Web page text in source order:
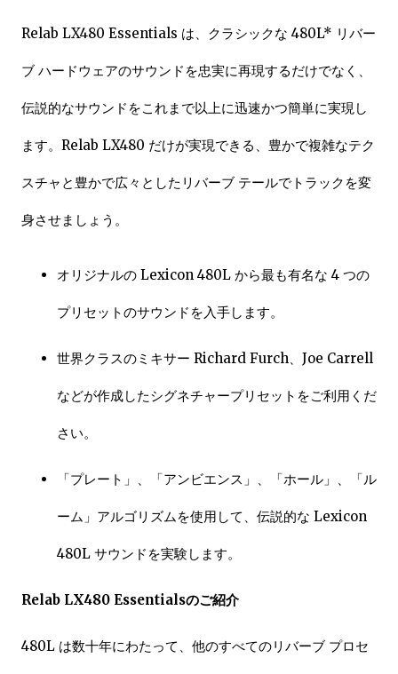
Relab LX480 Essentials は、クラシックな 480L* リバー
ブ ハードウェアのサウンドを忠実に再現するだけでなく、
伝説的なサウンドをこれまで以上に迅速かつ簡単に実現し
ます。Relab LX480 だけが実現できる、豊かで複雑なテク
スチャと豊かで広々としたリバーブ テールでトラックを変
身させましょう。
オリジナルの Lexicon 480L から最も有名な 4 つの
プリセットのサウンドを入手します。
世界クラスのミキサー Richard Furch、Joe Carrell
などが作成したシグネチャープリセットをご利用くだ
さい。
「プレート」、「アンビエンス」、「ホール」、「ル
ーム」アルゴリズムを使用して、伝説的な Lexicon
480L サウンドを実験します。
Relab LX480 Essentialsのご紹介
480L は数十年にわたって、他のすべてのリバーブ プロセ